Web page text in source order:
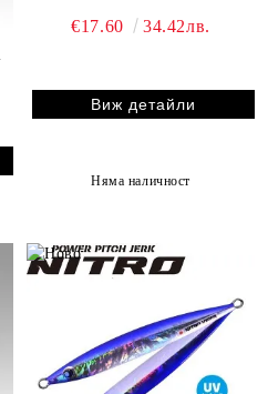
€17.60 34.42лв.
Виж детайли
Няма наличност